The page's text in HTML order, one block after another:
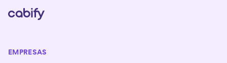
EMPRESAS